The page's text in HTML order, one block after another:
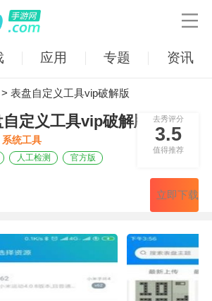

应用 专题 资讯
> 表盘自定义工具vip破解版
定义工具vip破解版
系统工具
人工检测 官方版
去秀评分
3.5
值得推荐
立即下载